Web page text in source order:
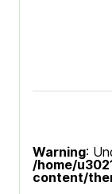
Warning:
/home/
content/